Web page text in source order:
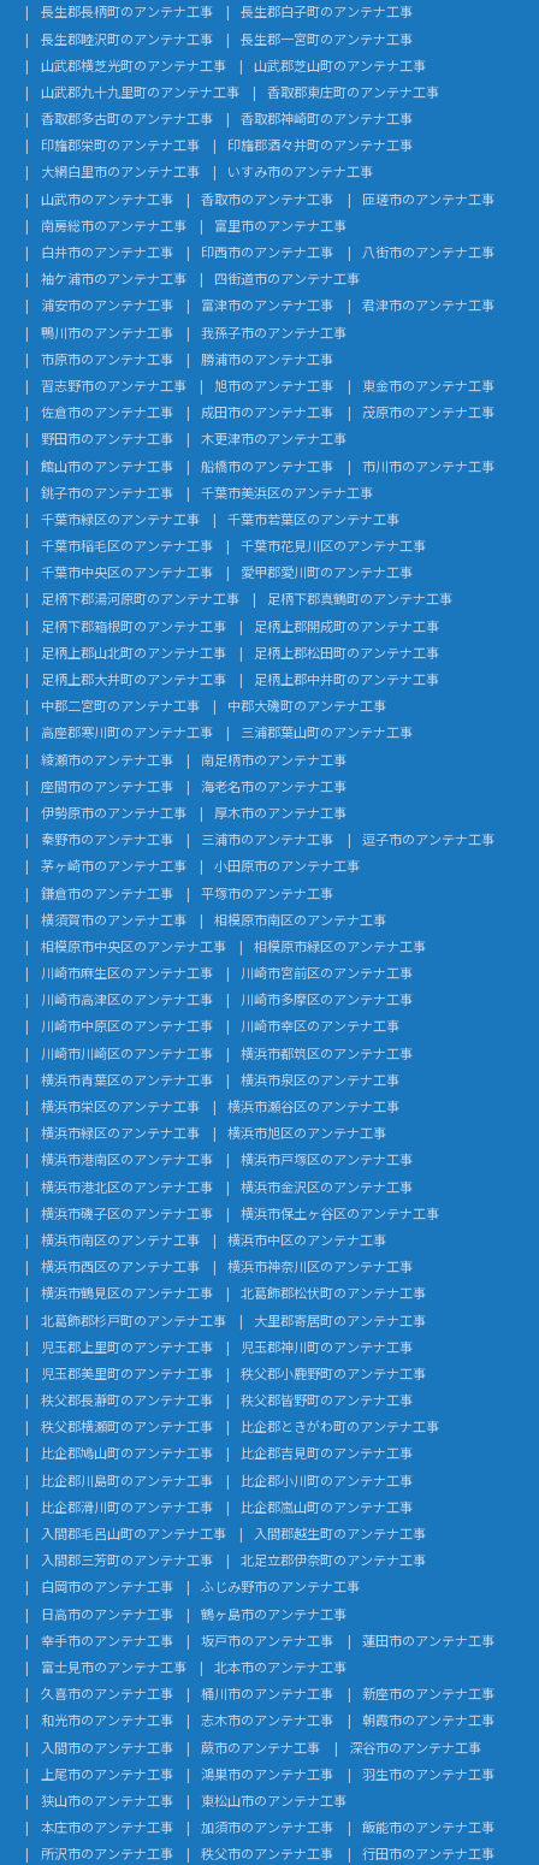
長生郡長柄町のアンテナ工事
長生郡白子町のアンテナ工事
長生郡睦沢町のアンテナ工事
長生郡一宮町のアンテナ工事
山武郡横芝光町のアンテナ工事
山武郡芝山町のアンテナ工事
山武郡九十九里町のアンテナ工事
香取郡東庄町のアンテナ工事
香取郡多古町のアンテナ工事
香取郡神崎町のアンテナ工事
印旛郡栄町のアンテナ工事
印旛郡酒々井町のアンテナ工事
大網白里市のアンテナ工事
いすみ市のアンテナ工事
山武市のアンテナ工事
香取市のアンテナ工事
匝瑳市のアンテナ工事
南房総市のアンテナ工事
富里市のアンテナ工事
白井市のアンテナ工事
印西市のアンテナ工事
八街市のアンテナ工事
袖ケ浦市のアンテナ工事
四街道市のアンテナ工事
浦安市のアンテナ工事
富津市のアンテナ工事
君津市のアンテナ工事
鴨川市のアンテナ工事
我孫子市のアンテナ工事
市原市のアンテナ工事
勝浦市のアンテナ工事
習志野市のアンテナ工事
旭市のアンテナ工事
東金市のアンテナ工事
佐倉市のアンテナ工事
成田市のアンテナ工事
茂原市のアンテナ工事
野田市のアンテナ工事
木更津市のアンテナ工事
館山市のアンテナ工事
船橋市のアンテナ工事
市川市のアンテナ工事
銚子市のアンテナ工事
千葉市美浜区のアンテナ工事
千葉市緑区のアンテナ工事
千葉市若葉区のアンテナ工事
千葉市稲毛区のアンテナ工事
千葉市花見川区のアンテナ工事
千葉市中央区のアンテナ工事
愛甲郡愛川町のアンテナ工事
足柄下郡湯河原町のアンテナ工事
足柄下郡真鶴町のアンテナ工事
足柄下郡箱根町のアンテナ工事
足柄上郡開成町のアンテナ工事
足柄上郡山北町のアンテナ工事
足柄上郡松田町のアンテナ工事
足柄上郡大井町のアンテナ工事
足柄上郡中井町のアンテナ工事
中郡二宮町のアンテナ工事
中郡大磯町のアンテナ工事
高座郡寒川町のアンテナ工事
三浦郡葉山町のアンテナ工事
綾瀬市のアンテナ工事
南足柄市のアンテナ工事
座間市のアンテナ工事
海老名市のアンテナ工事
伊勢原市のアンテナ工事
厚木市のアンテナ工事
秦野市のアンテナ工事
三浦市のアンテナ工事
逗子市のアンテナ工事
茅ヶ崎市のアンテナ工事
小田原市のアンテナ工事
鎌倉市のアンテナ工事
平塚市のアンテナ工事
横須賀市のアンテナ工事
相模原市南区のアンテナ工事
相模原市中央区のアンテナ工事
相模原市緑区のアンテナ工事
川崎市麻生区のアンテナ工事
川崎市宮前区のアンテナ工事
川崎市高津区のアンテナ工事
川崎市多摩区のアンテナ工事
川崎市中原区のアンテナ工事
川崎市幸区のアンテナ工事
川崎市川崎区のアンテナ工事
横浜市都筑区のアンテナ工事
横浜市青葉区のアンテナ工事
横浜市泉区のアンテナ工事
横浜市栄区のアンテナ工事
横浜市瀬谷区のアンテナ工事
横浜市緑区のアンテナ工事
横浜市旭区のアンテナ工事
横浜市港南区のアンテナ工事
横浜市戸塚区のアンテナ工事
横浜市港北区のアンテナ工事
横浜市金沢区のアンテナ工事
横浜市磯子区のアンテナ工事
横浜市保土ヶ谷区のアンテナ工事
横浜市南区のアンテナ工事
横浜市中区のアンテナ工事
横浜市西区のアンテナ工事
横浜市神奈川区のアンテナ工事
横浜市鶴見区のアンテナ工事
北葛飾郡松伏町のアンテナ工事
北葛飾郡杉戸町のアンテナ工事
大里郡寄居町のアンテナ工事
児玉郡上里町のアンテナ工事
児玉郡神川町のアンテナ工事
児玉郡美里町のアンテナ工事
秩父郡小鹿野町のアンテナ工事
秩父郡長瀞町のアンテナ工事
秩父郡皆野町のアンテナ工事
秩父郡横瀬町のアンテナ工事
比企郡ときがわ町のアンテナ工事
比企郡鳩山町のアンテナ工事
比企郡吉見町のアンテナ工事
比企郡川島町のアンテナ工事
比企郡小川町のアンテナ工事
比企郡滑川町のアンテナ工事
比企郡嵐山町のアンテナ工事
入間郡毛呂山町のアンテナ工事
入間郡越生町のアンテナ工事
入間郡三芳町のアンテナ工事
北足立郡伊奈町のアンテナ工事
白岡市のアンテナ工事
ふじみ野市のアンテナ工事
日高市のアンテナ工事
鶴ヶ島市のアンテナ工事
幸手市のアンテナ工事
坂戸市のアンテナ工事
蓮田市のアンテナ工事
富士見市のアンテナ工事
北本市のアンテナ工事
久喜市のアンテナ工事
桶川市のアンテナ工事
新座市のアンテナ工事
和光市のアンテナ工事
志木市のアンテナ工事
朝霞市のアンテナ工事
入間市のアンテナ工事
蕨市のアンテナ工事
深谷市のアンテナ工事
上尾市のアンテナ工事
鴻巣市のアンテナ工事
羽生市のアンテナ工事
狭山市のアンテナ工事
東松山市のアンテナ工事
本庄市のアンテナ工事
加須市のアンテナ工事
飯能市のアンテナ工事
所沢市のアンテナ工事
秩父市のアンテナ工事
行田市のアンテナ工事